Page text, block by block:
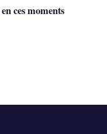
ces moments